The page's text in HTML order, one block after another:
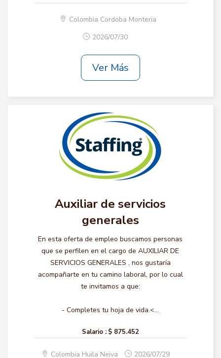
Colombia Cordoba Monteria
2026/07/30
Ver Más
Auxiliar de servicios
generales
En esta oferta de empleo buscamos personas
que se perfilen en el cargo de AUXILIAR DE
SERVICIOS GENERALES , nos gustaría
acompañarte en tu camino laboral, por lo cual
te invitamos a que:
- Completes tu hoja de vida.<...
Salario : $ 875.452
Colombia Huila Neiva 2026/07/29